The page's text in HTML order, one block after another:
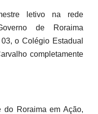
letivo na rede
de Roraima
o Colégio Estadual
completamente
do Roraima em Ação,